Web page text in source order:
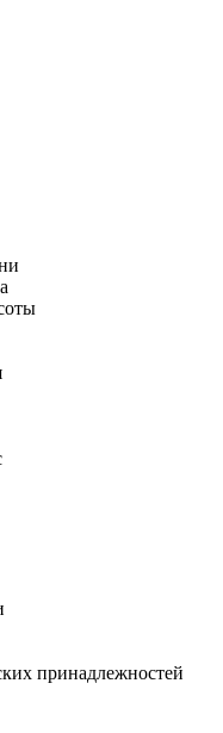
принадлежностей